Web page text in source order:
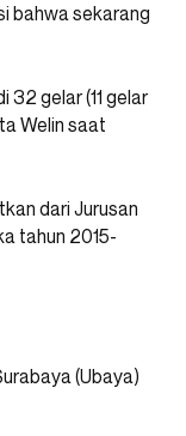
bahwa sekarang
32 gelar (11 gelar
Welin saat
dari Jurusan
tahun 2015-
(Ubaya)